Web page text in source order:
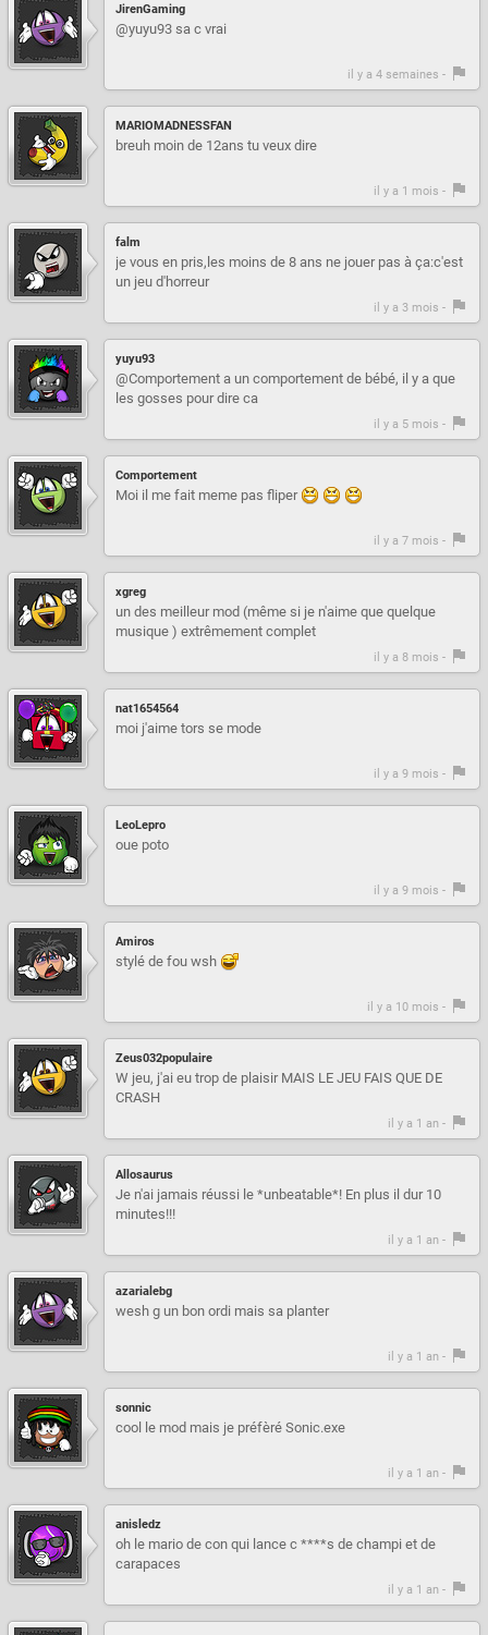
JirenGaming
@yuyu93 sa c vrai
il y a 4 semaines -
MARIOMADNESSFAN
breuh moin de 12ans tu veux dire
il y a 1 mois -
falm
je vous en pris,les moins de 8 ans ne jouer pas à ça:c'est
un jeu d'horreur
il y a 3 mois -
yuyu93
@Comportement a un comportement de bébé, il y a que
les gosses pour dire ca
il y a 5 mois -
Comportement
Moi il me fait meme pas fliper
il y a 7 mois -
xgreg
un des meilleur mod (même si je n'aime que quelque
musique ) extrêmement complet
il y a 8 mois -
nat1654564
moi j'aime tors se mode
il y a 9 mois -
LeoLepro
oue poto
il y a 9 mois -
Amiros
stylé de fou wsh
il y a 10 mois -
Zeus032populaire
W jeu, j'ai eu trop de plaisir MAIS LE JEU FAIS QUE DE
CRASH
il y a 1 an -
Allosaurus
Je n'ai jamais réussi le *unbeatable*! En plus il dur 10
minutes!!!
il y a 1 an -
azarialebg
wesh g un bon ordi mais sa planter
il y a 1 an -
sonnic
cool le mod mais je préfèré Sonic.exe
il y a 1 an -
anisledz
oh le mario de con qui lance c ****s de champi et de
carapaces
il y a 1 an -